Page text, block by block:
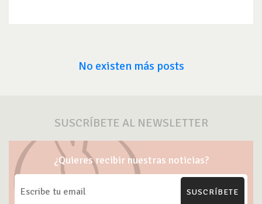
No existen más posts
SUSCRÍBETE AL NEWSLETTER
¿Quieres recibir nuestras noticias?
SUSCRÍBETE